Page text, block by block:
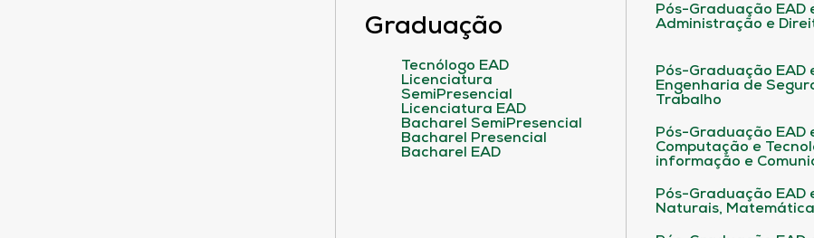
Graduação
Tecnólogo EAD
Licenciatura
SemiPresencial
Licenciatura EAD
Bacharel SemiPresencial
Bacharel Presencial
Bacharel EAD
Pós-Graduação EAD
Administração e
Pós-Graduação EAD
Engenharia de
Trabalho
Pós-Graduação EAD
Computação e
informação e
Pós-Graduação EAD
Naturais,